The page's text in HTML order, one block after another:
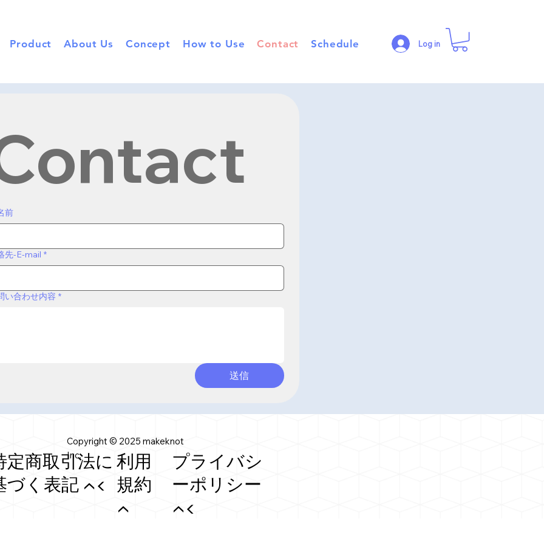
Log in
Product About Us Concept How to Use Contact Schedule
前
先-E-mail *
い合わせ内容 *
送信
Copyright © 2025 makeknot
Inc.
定商取引法に
づく表記 ▲◀
プライバシ
ーポリシー
▲◀
利用
規約
▲